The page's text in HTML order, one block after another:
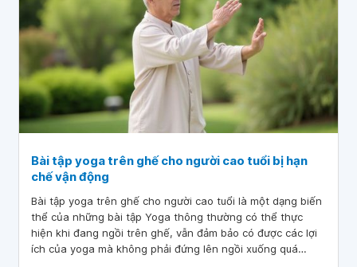
Bài tập yoga trên ghế cho người cao tuổi bị hạn
chế vận động
Bài tập yoga trên ghế cho người cao tuổi là một dạng biến
thể của những bài tập Yoga thông thường có thể thực
hiện khi đang ngồi trên ghế, vẫn đảm bảo có được các lợi
ích của yoga mà không phải đứng lên ngồi xuống quá